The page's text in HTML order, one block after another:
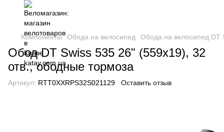
Компоненты Обода на велосипед Обода на велосипед DT
Обод DT Swiss 535 26" (559x19), 32
отв., ободные тормоза
Артикул: RTT0XXRPS32S021129 Оставить отзыв